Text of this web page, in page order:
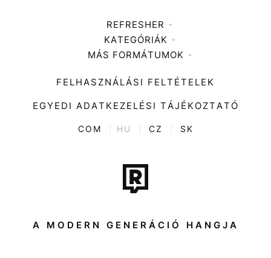
REFRESHER
Médiaajánlat
KATEGÓRIÁK
Zene
Divat
Kultúra
ENTR
Tech-Tudomány
Sport
Társadalom
MÁS FORMÁTUMOK
FELHASZNÁLÁSI FELTÉTELEK
EGYEDI ADATKEZELÉSI TÁJÉKOZTATÓ
COM HU CZ SK
A MODERN GENERÁCIÓ HANGJA